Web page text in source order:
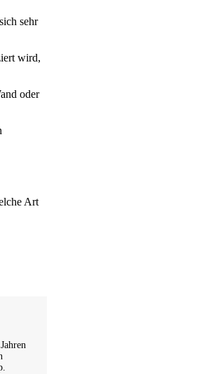
sehr
wird,
oder
Art